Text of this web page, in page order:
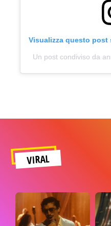
Visualizza questo post
Un post condiviso da
VIRAL